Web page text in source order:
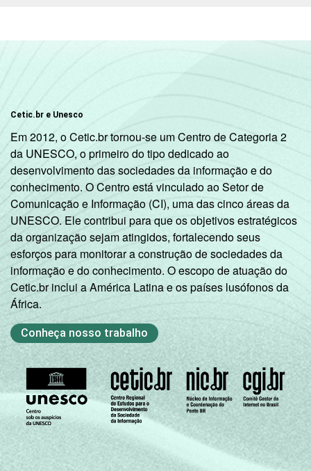
Cetic.br e Unesco
Em 2012, o Cetic.br tornou-se um Centro de Categoria 2
da UNESCO, o primeiro do tipo dedicado ao
desenvolvimento das sociedades da informação e do
conhecimento. O Centro está vinculado ao Setor de
Comunicação e Informação (CI), uma das cinco áreas da
UNESCO. Ele contribui para que os objetivos estratégicos
da organização sejam atingidos, fortalecendo seus
esforços para monitorar a construção de sociedades da
informação e do conhecimento. O escopo de atuação do
Cetic.br inclui a América Latina e os países lusófonos da
África.
Conheça nosso trabalho